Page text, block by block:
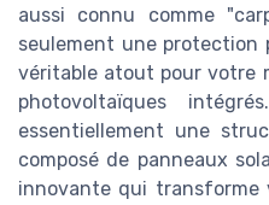
aussi connu comme
seulement une protection
véritable atout pour votre
photovoltaïques
essentiellement une
composé de panneaux
innovante qui transforme